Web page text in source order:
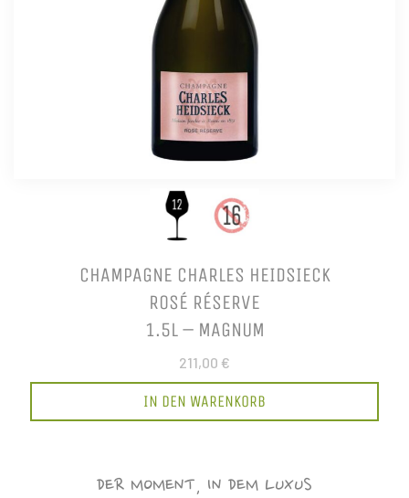
CHAMPAGNE CHARLES HEIDSIECK
ROSÉ RÉSERVE
1.5L – MAGNUM
211,00 €
IN DEN WARENKORB
DER MOMENT, IN DEM LUXUS